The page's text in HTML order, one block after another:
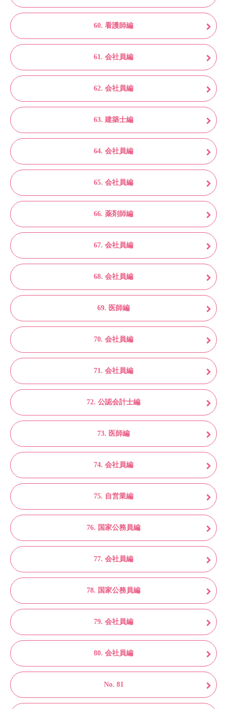
60. 看護師編
61. 会社員編
62. 会社員編
63. 建築士編
64. 会社員編
65. 会社員編
66. 薬剤師編
67. 会社員編
68. 会社員編
69. 医師編
70. 会社員編
71. 会社員編
72. 公認会計士編
73. 医師編
74. 会社員編
75. 自営業編
76. 国家公務員編
77. 会社員編
78. 国家公務員編
79. 会社員編
80. 会社員編
No. 81